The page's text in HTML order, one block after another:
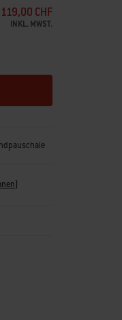
119,00 CHF
INKL. MWST.
)